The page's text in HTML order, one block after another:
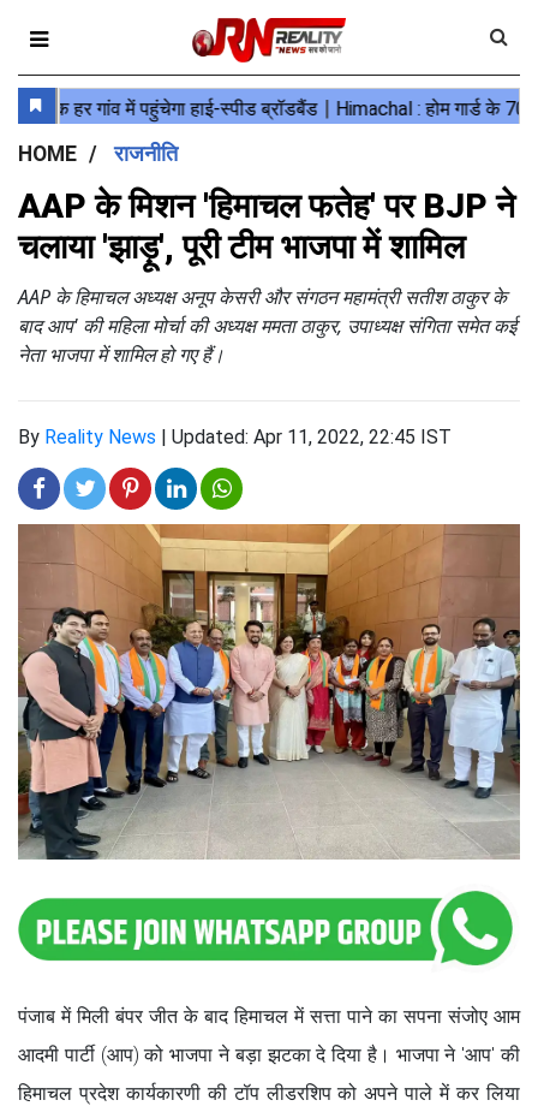
HOME राजनीति
AAP के म‍िशन 'ह‍िमाचल फतेह' पर BJP ने
चलाया 'झाड़ू', पूरी टीम भाजपा में शामिल
AAP के हिमाचल अध्यक्ष अनूप केसरी और संगठन महामंत्री सतीश ठाकुर के
बाद आप' की महिला मोर्चा की अध्यक्ष ममता ठाकुर, उपाध्यक्ष संगिता समेत कई
नेता भाजपा में शामिल हो गए हैं।
By Reality News | Updated: Apr 11, 2022, 22:45 IST
पंजाब में म‍िली बंपर जीत के बाद ह‍िमाचल में सत्ता पाने का सपना संजोए आम
आदमी पार्टी (आप) को भाजपा ने बड़ा झटका दे दिया है। भाजपा ने 'आप' की
ह‍िमाचल प्रदेश कार्यकारणी की टॉप लीडरश‍िप को अपने पाले में कर ल‍िया